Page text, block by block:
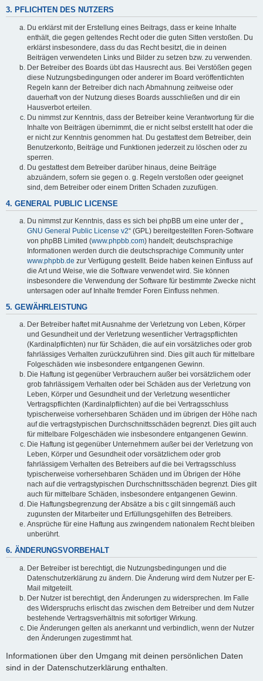
3. PFLICHTEN DES NUTZERS
Du erklärst mit der Erstellung eines Beitrags, dass er keine Inhalte
enthält, die gegen geltendes Recht oder die guten Sitten verstoßen. Du
erklärst insbesondere, dass du das Recht besitzt, die in deinen
Beiträgen verwendeten Links und Bilder zu setzen bzw. zu verwenden.
Der Betreiber des Boards übt das Hausrecht aus. Bei Verstößen gegen
diese Nutzungsbedingungen oder anderer im Board veröffentlichten
Regeln kann der Betreiber dich nach Abmahnung zeitweise oder
dauerhaft von der Nutzung dieses Boards ausschließen und dir ein
Hausverbot erteilen.
Du nimmst zur Kenntnis, dass der Betreiber keine Verantwortung für die
Inhalte von Beiträgen übernimmt, die er nicht selbst erstellt hat oder die
er nicht zur Kenntnis genommen hat. Du gestattest dem Betreiber, dein
Benutzerkonto, Beiträge und Funktionen jederzeit zu löschen oder zu
sperren.
Du gestattest dem Betreiber darüber hinaus, deine Beiträge
abzuändern, sofern sie gegen o. g. Regeln verstoßen oder geeignet
sind, dem Betreiber oder einem Dritten Schaden zuzufügen.
4. GENERAL PUBLIC LICENSE
Du nimmst zur Kenntnis, dass es sich bei phpBB um eine unter der „
GNU General Public License v2“ (GPL) bereitgestellten Foren-Software
von phpBB Limited (www.phpbb.com) handelt; deutschsprachige
Informationen werden durch die deutschsprachige Community unter
www.phpbb.de zur Verfügung gestellt. Beide haben keinen Einfluss auf
die Art und Weise, wie die Software verwendet wird. Sie können
insbesondere die Verwendung der Software für bestimmte Zwecke nicht
untersagen oder auf Inhalte fremder Foren Einfluss nehmen.
5. GEWÄHRLEISTUNG
Der Betreiber haftet mit Ausnahme der Verletzung von Leben, Körper
und Gesundheit und der Verletzung wesentlicher Vertragspflichten
(Kardinalpflichten) nur für Schäden, die auf ein vorsätzliches oder grob
fahrlässiges Verhalten zurückzuführen sind. Dies gilt auch für mittelbare
Folgeschäden wie insbesondere entgangenen Gewinn.
Die Haftung ist gegenüber Verbrauchern außer bei vorsätzlichem oder
grob fahrlässigem Verhalten oder bei Schäden aus der Verletzung von
Leben, Körper und Gesundheit und der Verletzung wesentlicher
Vertragspflichten (Kardinalpflichten) auf die bei Vertragsschluss
typischerweise vorhersehbaren Schäden und im übrigen der Höhe nach
auf die vertragstypischen Durchschnittsschäden begrenzt. Dies gilt auch
für mittelbare Folgeschäden wie insbesondere entgangenen Gewinn.
Die Haftung ist gegenüber Unternehmern außer bei der Verletzung von
Leben, Körper und Gesundheit oder vorsätzlichem oder grob
fahrlässigem Verhalten des Betreibers auf die bei Vertragsschluss
typischerweise vorhersehbaren Schäden und im Übrigen der Höhe
nach auf die vertragstypischen Durchschnittsschäden begrenzt. Dies gilt
auch für mittelbare Schäden, insbesondere entgangenen Gewinn.
Die Haftungsbegrenzung der Absätze a bis c gilt sinngemäß auch
zugunsten der Mitarbeiter und Erfüllungsgehilfen des Betreibers.
Ansprüche für eine Haftung aus zwingendem nationalem Recht bleiben
unberührt.
6. ÄNDERUNGSVORBEHALT
Der Betreiber ist berechtigt, die Nutzungsbedingungen und die
Datenschutzerklärung zu ändern. Die Änderung wird dem Nutzer per E-
Mail mitgeteilt.
Der Nutzer ist berechtigt, den Änderungen zu widersprechen. Im Falle
des Widerspruchs erlischt das zwischen dem Betreiber und dem Nutzer
bestehende Vertragsverhältnis mit sofortiger Wirkung.
Die Änderungen gelten als anerkannt und verbindlich, wenn der Nutzer
den Änderungen zugestimmt hat.
Informationen über den Umgang mit deinen persönlichen Daten
sind in der Datenschutzerklärung enthalten.